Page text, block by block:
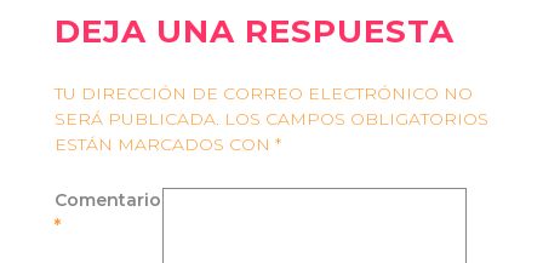
DEJA UNA RESPUESTA
TU DIRECCIÓN DE CORREO ELECTRÓNICO NO
SERÁ PUBLICADA. LOS CAMPOS OBLIGATORIOS
ESTÁN MARCADOS CON *
Comentario
*